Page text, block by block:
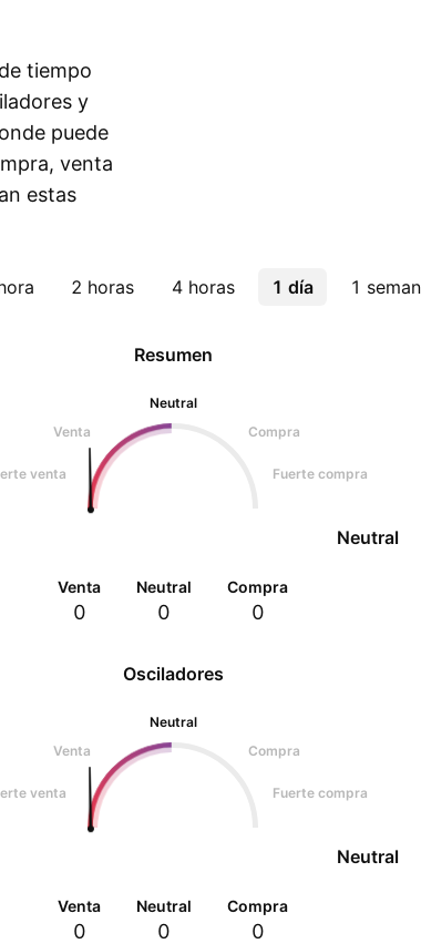
tiempo
y
puede
venta
estas
2 horas 4 horas 1 día 1
Osciladores
Neutral
Venta
Compra
venta Fuerte compra
Neutral
Venta
0
Neutral
0
Compra
0
Resumen
Neutral
Venta
Compra
venta Fuerte compra
Neutral
Venta
0
Neutral
0
Compra
0